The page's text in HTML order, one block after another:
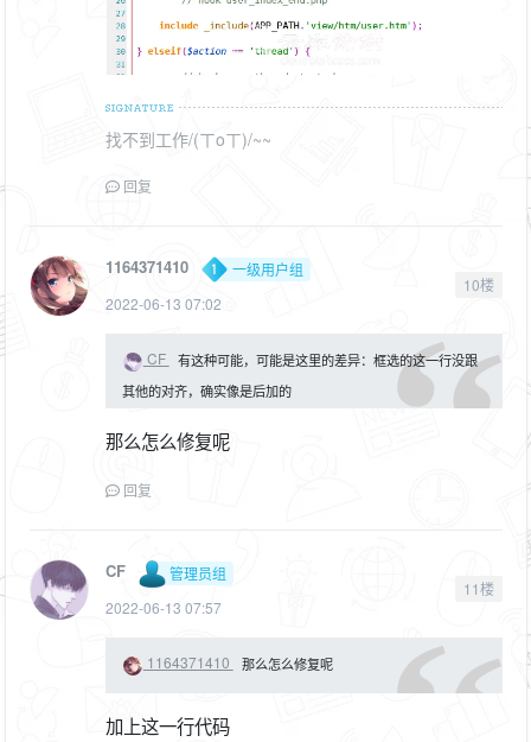
找不到工作/(ㄒoㄒ)/~~
回复
1164371410
一级用户组
2022-06-13 07:02
10楼
CF
有这种可能，可能是这里的差异：框选的这一行没跟
其他的对齐，确实像是后加的
那么怎么修复呢
回复
CF
管理员组
2022-06-13 07:57
11楼
1164371410 那么怎么修复呢
加上这一行代码